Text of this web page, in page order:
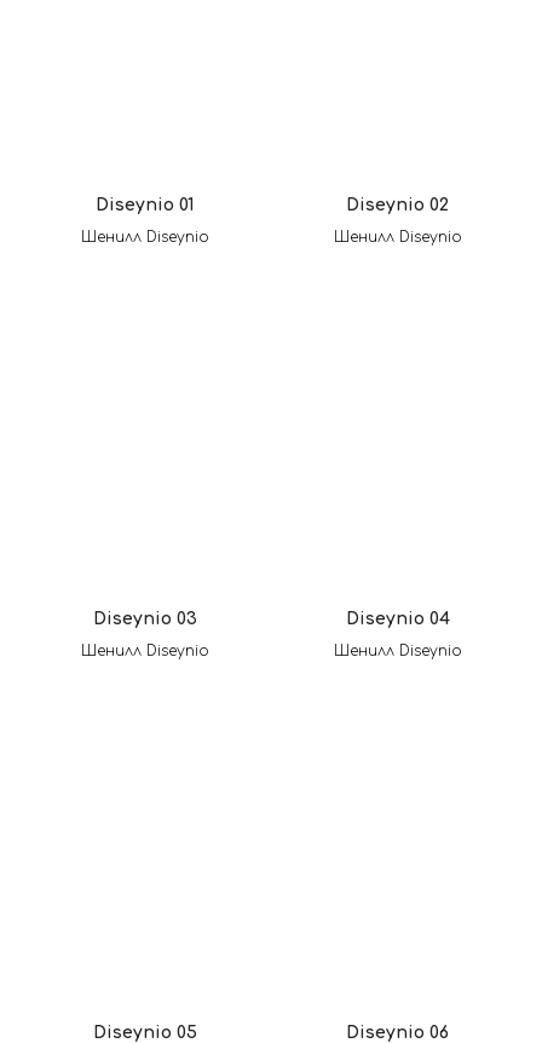
Diseynio 01
Шенилл Diseynio
Diseynio 02
Шенилл Diseynio
Diseynio 03
Шенилл Diseynio
Diseynio 04
Шенилл Diseynio
Diseynio 05 Diseynio 06